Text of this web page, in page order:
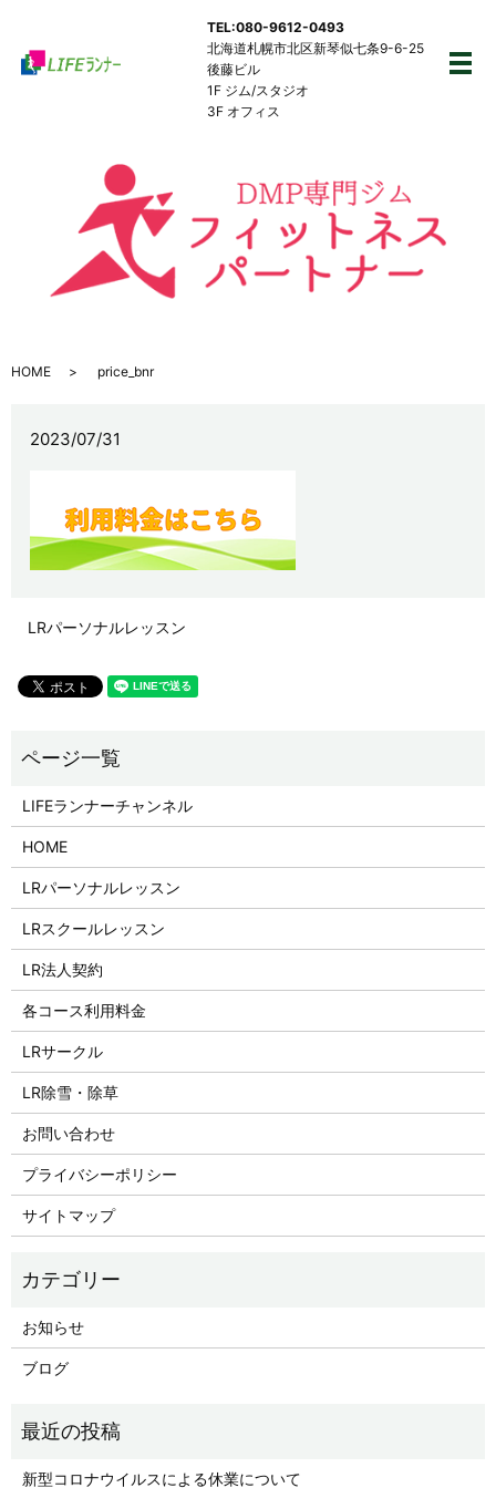
メ
TEL:080-9612-0493
北海道札幌市北区新琴似七条9-6-25
後藤ビル
1F ジム/スタジオ
3F オフィス
HOME price_bnr
2023/07/31
LRパーソナルレッスン
LIFEランナーチャンネル
HOME
LRパーソナルレッスン
LRスクールレッスン
LR法人契約
各コース利用料金
LRサークル
LR除雪・除草
お問い合わせ
プライバシーポリシー
サイトマップ
お知らせ
ブログ
新型コロナウイルスによる休業について